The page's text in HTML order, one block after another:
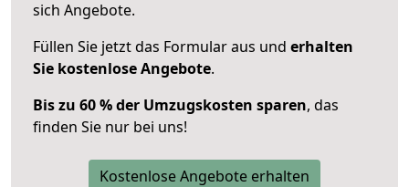
sich Angebote.
Füllen Sie jetzt das Formular aus und erhalten
Sie kostenlose Angebote.
Bis zu 60 % der Umzugskosten sparen, das
finden Sie nur bei uns!
Kostenlose Angebote erhalten